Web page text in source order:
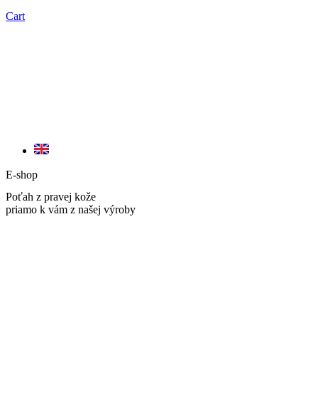
Cart
E-shop
Poťah z pravej kože
priamo k vám z našej výroby